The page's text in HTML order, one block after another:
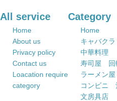
All service
Home
About us
Privacy policy
Contact us
Loacation require
category
Category
Home
キャバク
中華料理
寿司屋 回
ラーメン屋
コンビニ
文房具店